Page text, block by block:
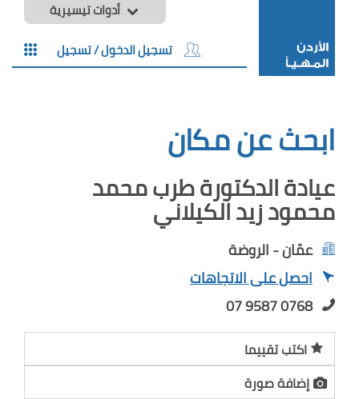
أدوات تيسيرية
تسجيل الدخول / تسجيل
ابحث عن مكان
عيادة الدكتورة طرب محمد
محمود زيد الكيلاني
عمّان - الروضة
احصل على الاتجاهات
07 9587 0768
اكتب تقييما
إضافة صورة